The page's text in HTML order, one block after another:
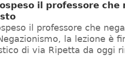
il professore che
il professore che
la lezione è
di via Ripetta da oggi